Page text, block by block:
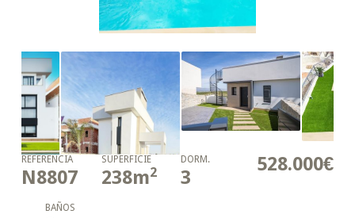
528.000€
REFERENCIA
N8807
SUPERFICIE
238m2
DORM.
3
BAÑOS